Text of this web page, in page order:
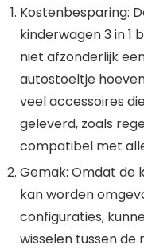
Kostenbesparing:
kinderwagen 3 in 1
niet afzonderlijk
autostoeltje
veel accessoires
geleverd, zoals
compatibel met
Gemak: Omdat de
kan worden
configuraties,
wisselen tussen de